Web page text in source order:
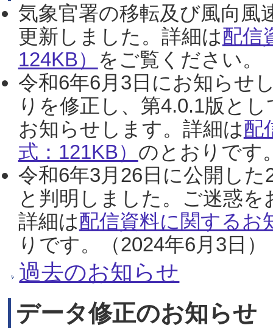
気象官署の移転及び風向風
更新しました。詳細は配信
124KB） をご覧ください。
令和6年6月3日にお知らせ
りを修正し、第4.0.1版と
お知らせします。詳細は配
式：121KB） のとおりです
令和6年3月26日に公開し
と判明しました。ご迷惑
詳細は配信資料に関するお
りです。（2024年6月3日）
過去のお知らせ
データ修正のお知らせ